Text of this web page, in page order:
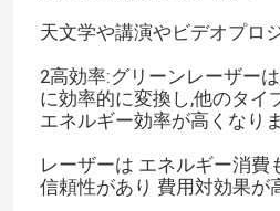
天文学や講演やビデオプロ
2高効率:グリーンレーザー
に効率的に変換し,他のタイ
エネルギー効率が高くなり
レーザーは エネルギー消費
信頼性があり 費用対効果が